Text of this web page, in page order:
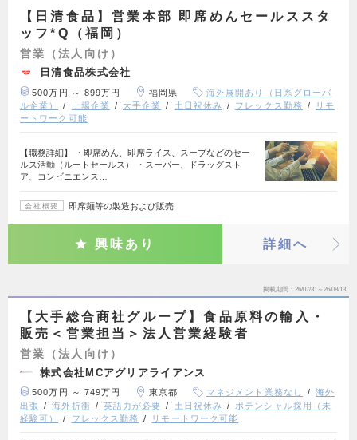
【日清食品】営業本部 即席めんセールススタ
ッフ*Q（福岡）
営業（法人向け）
日清食品株式会社
500万円 ～ 899万円 福岡県
海外展開あり（日系グローバ
ル企業）
上場企業 大手企業 土日祝休み フレックス勤務
リモ
ートワーク可能
【職務詳細】 ・即席めん、即席ライス、スープなどのセー
ルス活動（ルートセールス） ・スーパー、ドラッグスト
ア、コンビニエンス…
会社概要 即席麺等の製造および販売
興味あり 詳細へ
掲載期間 26/07/31～26/08/13
【大手総合商社グループ】食品原料の輸入・
販売＜営業担当＞法人営業経験者
営業（法人向け）
株式会社MCアグリアライアンス
500万円 ～ 749万円 東京都 マネジメント業務なし
海外
出張
海外折衝 英語力が必要 土日祝休み
ポテンシャル採用（未
経験可）
フレックス勤務 リモートワーク可能